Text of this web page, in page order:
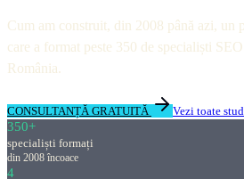
Cum am construit, din 2008 până azi, un
care a format peste 350 de specialiști
România.
CONSULTANȚĂ GRATUITĂ Vezi toate
350+
specialiști formați
din 2008 încoace
4